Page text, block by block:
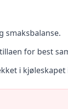
smaksbalanse.
for best
i